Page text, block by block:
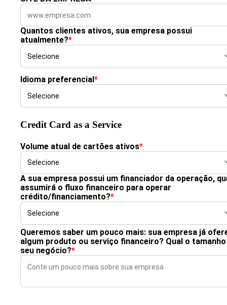
Quantos clientes ativos, sua empresa possui
atualmente?*
Idioma preferencial*
Credit Card as a Service
Volume atual de cartões ativos*
A sua empresa possui um financiador da operação,
assumirá o fluxo financeiro para operar
crédito/financiamento?*
Queremos saber um pouco mais: sua empresa já
algum produto ou serviço financeiro? Qual o
seu negócio?*